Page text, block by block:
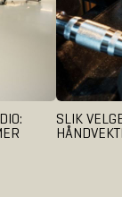
SLIK